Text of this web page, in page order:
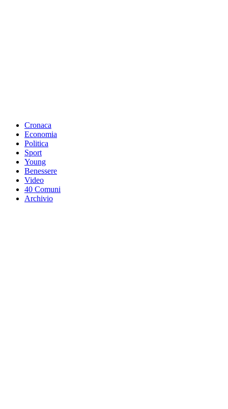
Cronaca
Economia
Politica
Sport
Young
Benessere
Video
40 Comuni
Archivio